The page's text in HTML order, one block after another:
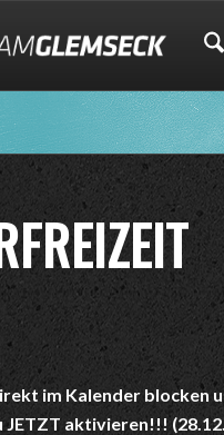
im Kalender blocken
aktivieren!!!